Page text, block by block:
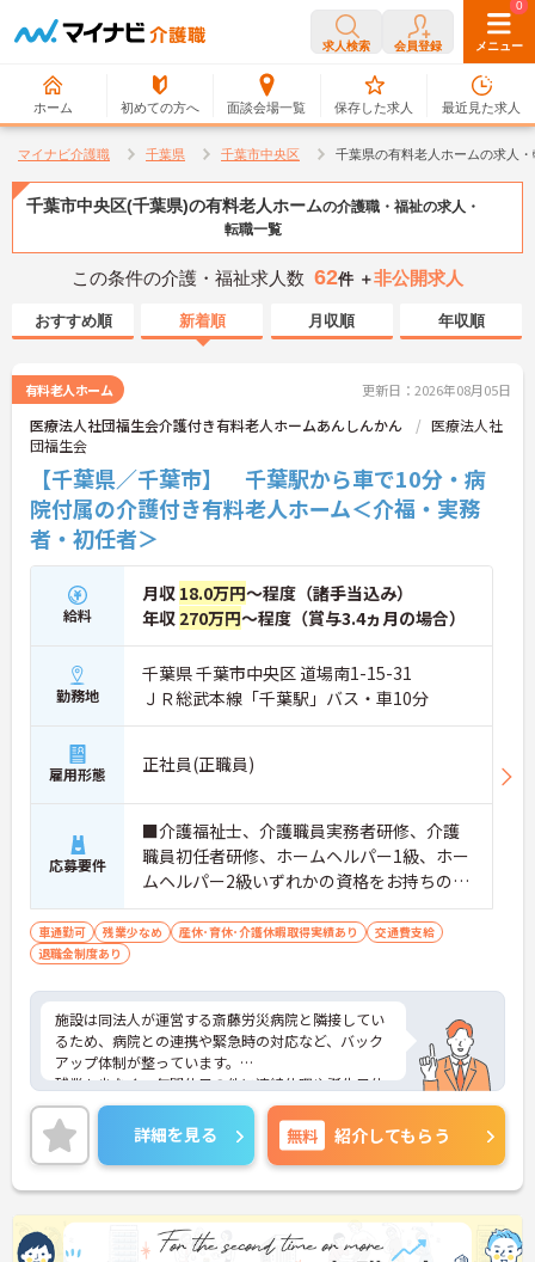
求人検索 会員登録 メニュー
ホーム 初めての方へ 面談会場一覧
0
保存した求人
0
最近見た求人
マイナビ介護職 千葉県 千葉市中央区 千葉県の有料老人ホームの求人
千葉市中央区(千葉県)の有料老人ホームの介護職・福祉の求人・
転職一覧
この条件の介護・福祉求人数 62件 ＋非公開求人
おすすめ順 新着順 月収順 年収順
有料老人ホーム 更新日：2026年08月05日
医療法人社団福生会介護付き有料老人ホームあんしんかん
医療法人社
団福生会
【千葉県／千葉市】 千葉駅から車で10分・病
院付属の介護付き有料老人ホーム＜介福・実務
者・初任者＞
給料
月収 18.0万円～程度（諸手当込み）
年収 270万円～程度（賞与3.4ヵ月の場合）
勤務地
千葉県 千葉市中央区 道場南1-15-31
ＪＲ総武本線「千葉駅」バス・車10分
雇用形態 正社員(正職員)
応募要件
■介護福祉士、介護職員実務者研修、介護
職員初任者研修、ホームヘルパー1級、ホー
ムヘルパー2級いずれかの資格をお持ちの方
※介護施設等での経験があれば尚可
車通勤可 残業少なめ 産休･育休･介護休暇取得実績あり
交通費支給
退職金制度あり
施設は同法人が運営する斎藤労災病院と隣接してい
るため、病院との連携や緊急時の対応など、バック
アップ体制が整っています。
残業も少なく、年間休日の他に連続休暇や誕生日休
暇があるためプライベートも大切にできます。
ご興味のある方には、面接対策ポイントなど、さら
に詳細をお話いたしますのでお気軽にご相談下さ
い。
詳細を見る 無料 紹介してもらう